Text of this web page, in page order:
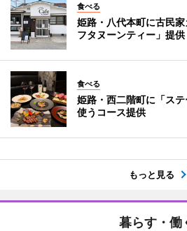
食べる
姫路・八代本町に古民
フタヌーンティー」提供
食べる
姫路・西二階町に「ス
使うコース提供
もっと見る
暮らす・働